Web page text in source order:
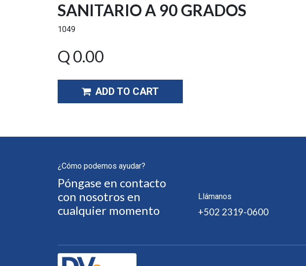
SANITARIO A 90 GRADOS
1049
Q 0.00
ADD TO CART
¿Cómo podemos ayudar?
Póngase en contacto
con nosotros en
cualquier momento
Llámanos
+502 2319-0600